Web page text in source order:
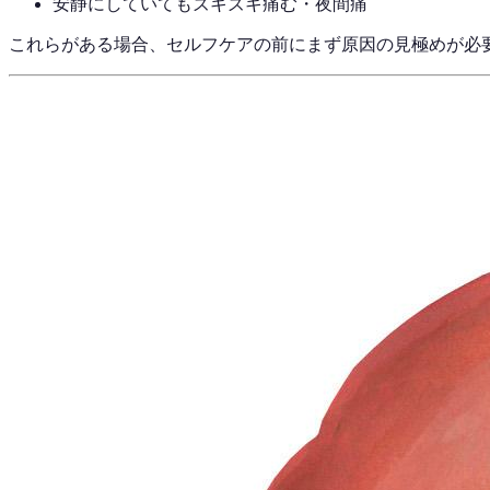
安静にしていてもズキズキ痛む・夜間痛
これらがある場合、セルフケアの前にまず原因の見極めが必